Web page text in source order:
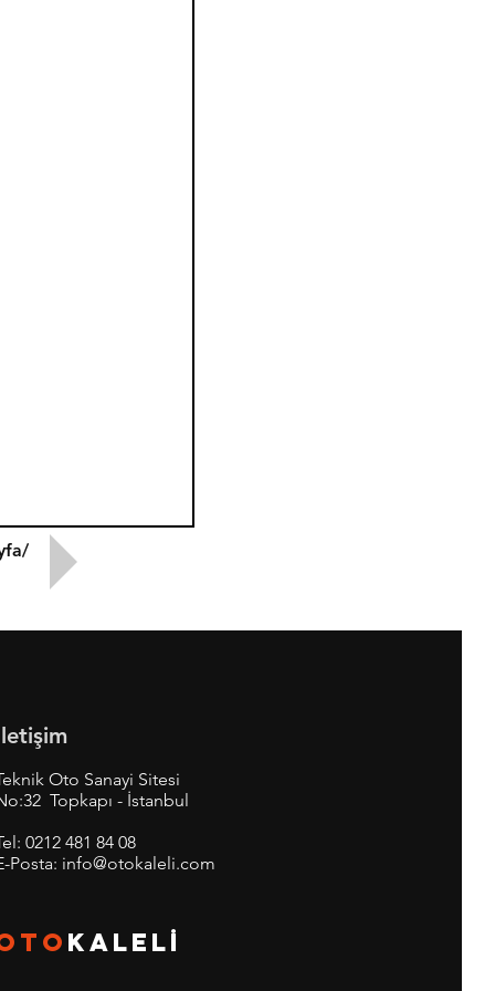
Oto Sanayi Sitesi
Topkapı - İstanbul
0212 481 84 08
Posta: info@otokaleli.com
KALELİ